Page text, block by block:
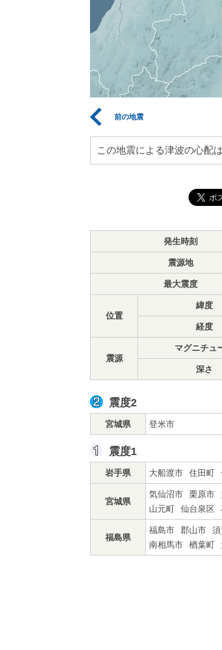
前の地震
この地震による津波の心配
発生時刻
震源地
最大震度
位置
緯度
経度
震源
マグニチュ
深さ
震度2
宮城県 登米市
震度1
岩手県 大船渡市 住田町
宮城県
気仙沼市 栗原市
山元町
仙台泉区
福島県
福島市 郡山市
南相馬市
楢葉町